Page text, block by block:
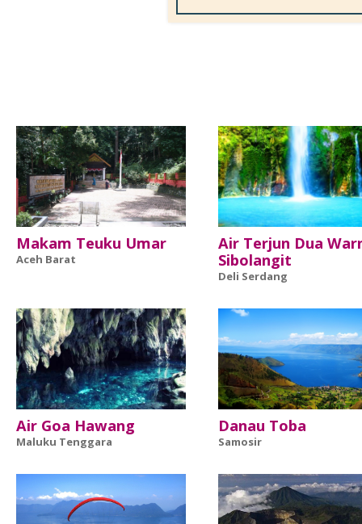
Makam Teuku Umar
Aceh Barat
Air Terjun Dua
Sibolangit
Deli Serdang
Air Goa Hawang
Maluku Tenggara
Danau Toba
Samosir